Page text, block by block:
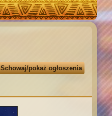
Schowaj/pokaż ogłoszenia